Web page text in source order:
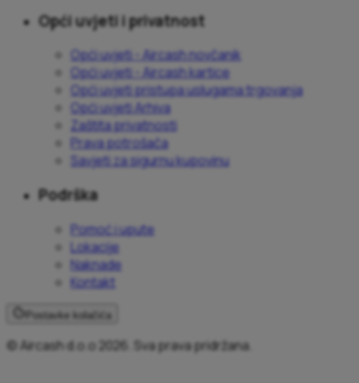
Opći uvjeti i privatnost
Opći uvjeti - Aircash novčanik
Opći uvjeti - Aircash kartice
Opći uvjeti pristupa uslugama trgovanja
Opći uvjeti Arhiva
Zaštita privatnosti
Prava potrošača
Savjeti za sigurnu kupovinu
Podrška
Pomoć i upute
Lokacije
Naknade
Kontakt
Postavke kolačića
© Aircash d.o.o 2026. Sva prava pridržana.